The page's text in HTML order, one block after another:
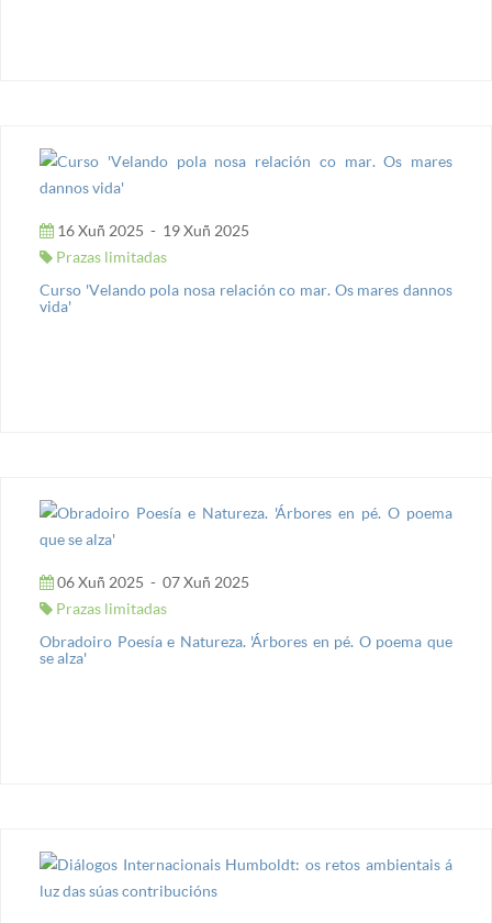
16 Xuñ 2025 - 19 Xuñ 2025
Prazas limitadas
Curso 'Velando pola nosa relación co mar. Os mares dannos
vida'
06 Xuñ 2025 - 07 Xuñ 2025
Prazas limitadas
Obradoiro Poesía e Natureza. 'Árbores en pé. O poema que
se alza'